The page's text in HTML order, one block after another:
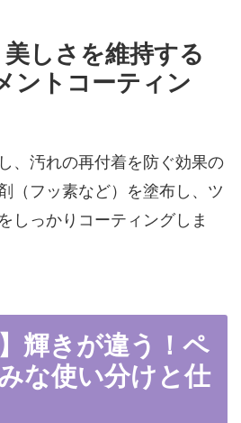
しさを維持する
ントコーティン
、汚れの再付着を防ぐ効果の
（フッ素など）を塗布し、 ツ
しっかりコーティングしま
輝きが違う！ペ
な使い分けと仕